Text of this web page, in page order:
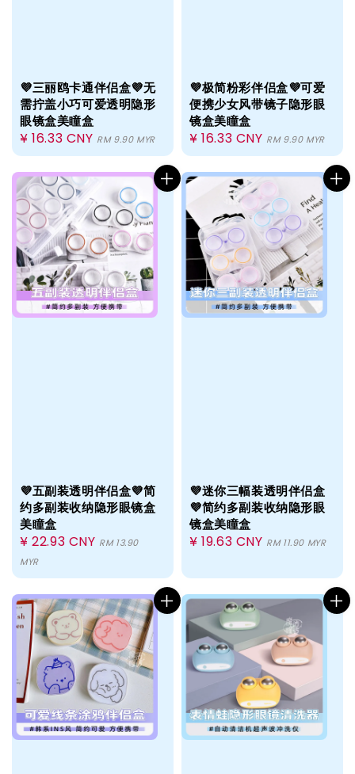
💜三丽鸥卡通伴侣盒💜无
需拧盖小巧可爱透明隐形
眼镜盒美瞳盒
Regular
price
¥ 16.33 CNY RM 9.90 MYR
💜极简粉彩伴侣盒💜可爱
便携少女风带镜子隐形眼
镜盒美瞳盒
Regular
price
¥ 16.33 CNY RM 9.90 MYR
💜五副装透明伴侣盒💜简
约多副装收纳隐形眼镜盒
美瞳盒
Regular
price
¥ 22.93 CNY RM 13.90
MYR
💜迷你三幅装透明伴侣盒
💜简约多副装收纳隐形眼
镜盒美瞳盒
Regular
¥ 19.63 CNY RM 11.90 MYR